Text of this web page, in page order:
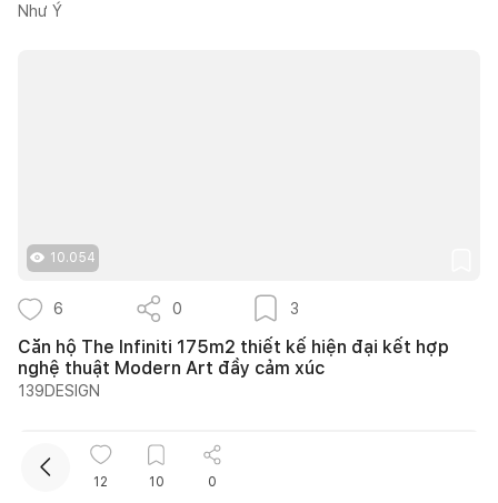
Như Ý
10.054
6 0 3
Căn hộ The Infiniti 175m2 thiết kế hiện đại kết hợp
nghệ thuật Modern Art đầy cảm xúc
139DESIGN
12 10 0
Mua sắm hoàn thiện nhà